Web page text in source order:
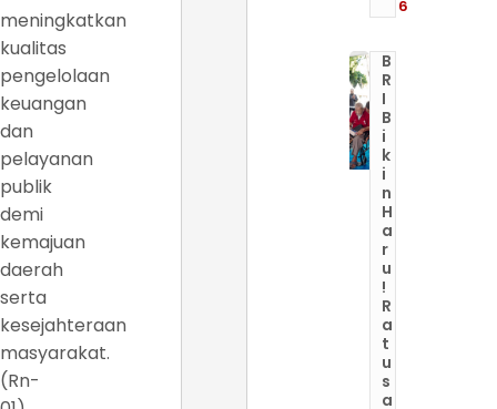
meningkatkan
kualitas
pengelolaan
keuangan
dan
pelayanan
publik
demi
kemajuan
daerah
serta
kesejahteraan
masyarakat.
(Rn-
6
B
R
I
B
i
k
i
n
H
a
r
u
!
R
a
t
u
s
a